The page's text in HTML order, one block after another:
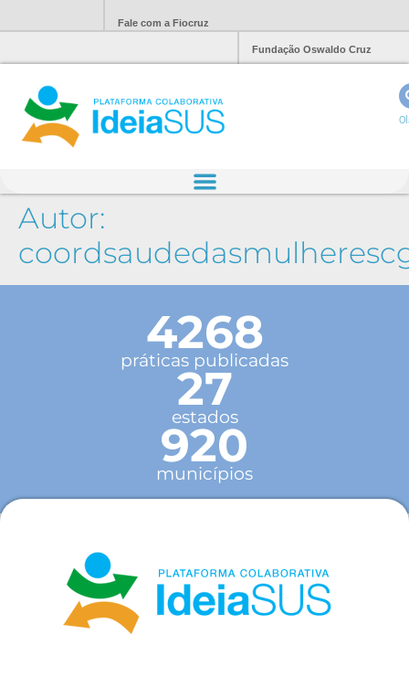
Fale com a Fiocruz
Fundação Oswaldo Cruz
Autor:
4268
práticas publicadas
27
estados
920
municípios